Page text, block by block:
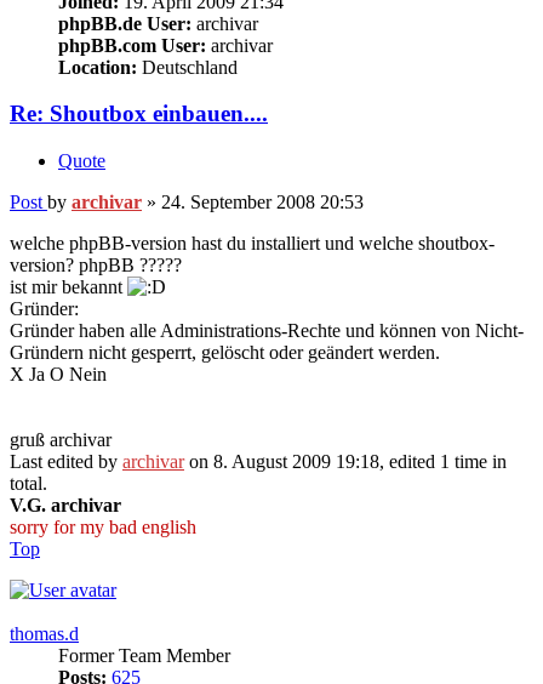
phpBB.de User: archivar
phpBB.com User: archivar
Location: Deutschland
Re: Shoutbox einbauen....
Quote
Post by archivar » 24. September 2008 20:53
welche phpBB-version hast du installiert und welche shoutbox-
version? phpBB ?????
ist mir bekannt
Gründer:
Gründer haben alle Administrations-Rechte und können von Nicht-
Gründern nicht gesperrt, gelöscht oder geändert werden.
X Ja O Nein
gruß archivar
Last edited by archivaron 8. August 2009 19:18, edited 1 time in
total.
V.G. archivar
sorry for my bad english
Top
thomas.d
Former Team Member
Posts: 625